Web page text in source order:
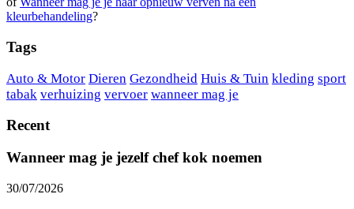
kleurbehandeling?
Tags
Auto & Motor Dieren Gezondheid Huis & Tuin kleding sport
tabak verhuizing vervoer wanneer mag je
Recent
Wanneer mag je jezelf chef kok noemen
30/07/2026